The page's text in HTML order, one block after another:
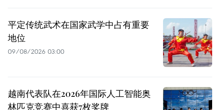
平定传统武术在国家武学中占有重要
地位
09/08/2026 03:00
越南代表队在2026年国际人工智能奥
林匹克竞赛中喜获7枚奖牌